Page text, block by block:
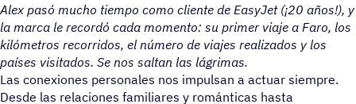
Alex pasó mucho tiempo como cliente de EasyJet (¡20 años!), y
la marca le recordó cada momento: su primer viaje a Faro, los
kilómetros recorridos, el número de viajes realizados y los
países visitados. Se nos saltan las lágrimas.
Las conexiones personales nos impulsan a actuar siempre.
Desde las relaciones familiares y románticas hasta